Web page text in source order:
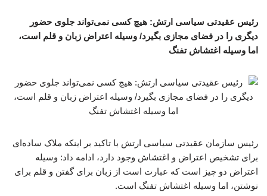
رئیس عقیدتی سیاسی ارتش: هیچ کسی نمی‌تواند جلوی حضور
دیگری را در فضای مجازی بگیرد/ وسیله اعتراض زبان و قلم است،
اما وسیله اغتشاش تفنگ
رئیس سازمان عقیدتی سیاسی ارتش با تاکید بر اینکه ملاک ساده‌ای
برای تشخیص اعتراض و اغتشاش وجود دارد، ادامه داد: وسیله
اعتراض دو چیز است که عبارت است از زبان برای گفتن و قلم برای
نوشتن، اما وسیله اغتشاش تفنگ است.